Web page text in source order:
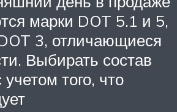
марки DOT 5.1 и 5,
3, отличающиеся
Выбирать состав
учетом того, что